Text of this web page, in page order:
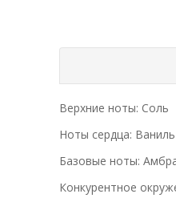
Верхние ноты: Соль
Ноты сердца: Ваниль
Базовые ноты:
Конкурентное